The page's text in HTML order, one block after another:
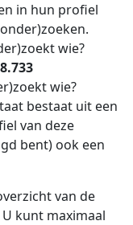
in hun profiel
wie?
wie?
bestaat uit een
van deze
bent) ook een
van de
kunt maximaal